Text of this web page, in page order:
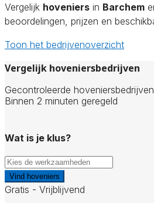
Vergelijk hoveniers in Barchem
beoordelingen, prijzen en
Toon het bedrijvenoverzicht
Vergelijk hoveniersbedrijven
Gecontroleerde hoveniersbedrijven
Binnen 2 minuten geregeld
Wat is je klus?
Vind hoveniers
Gratis - Vrijblijvend